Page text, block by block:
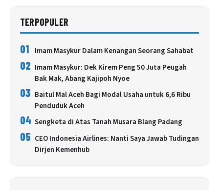
TERPOPULER
01 Imam Masykur Dalam Kenangan Seorang Sahabat
02 Imam Masykur: Dek Kirem Peng 50 Juta Peugah
Bak Mak, Abang Kajipoh Nyoe
03 Baitul Mal Aceh Bagi Modal Usaha untuk 6,6 Ribu
Penduduk Aceh
04 Sengketa di Atas Tanah Musara Blang Padang
05 CEO Indonesia Airlines: Nanti Saya Jawab Tudingan
Dirjen Kemenhub